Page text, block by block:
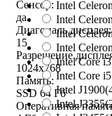
Intel
Intel
Intel
Intel
Intel Core
Intel Core
Intel J1900
Intel J3355
Сенсор:
да
Диагональ дисплея:
15
Разрешение
1024x768
Память:
SSD 64 Гб
Оперативная